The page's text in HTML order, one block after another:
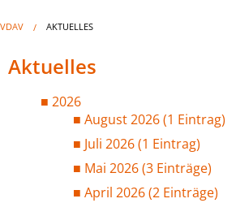
VDAV AKTUELLES
Aktuelles
2026
August 2026 (1 Eintrag)
Juli 2026 (1 Eintrag)
Mai 2026 (3 Einträge)
April 2026 (2 Einträge)